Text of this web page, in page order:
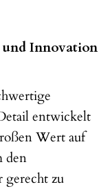
Innovation
entwickelt
Wert auf
den
gerecht zu